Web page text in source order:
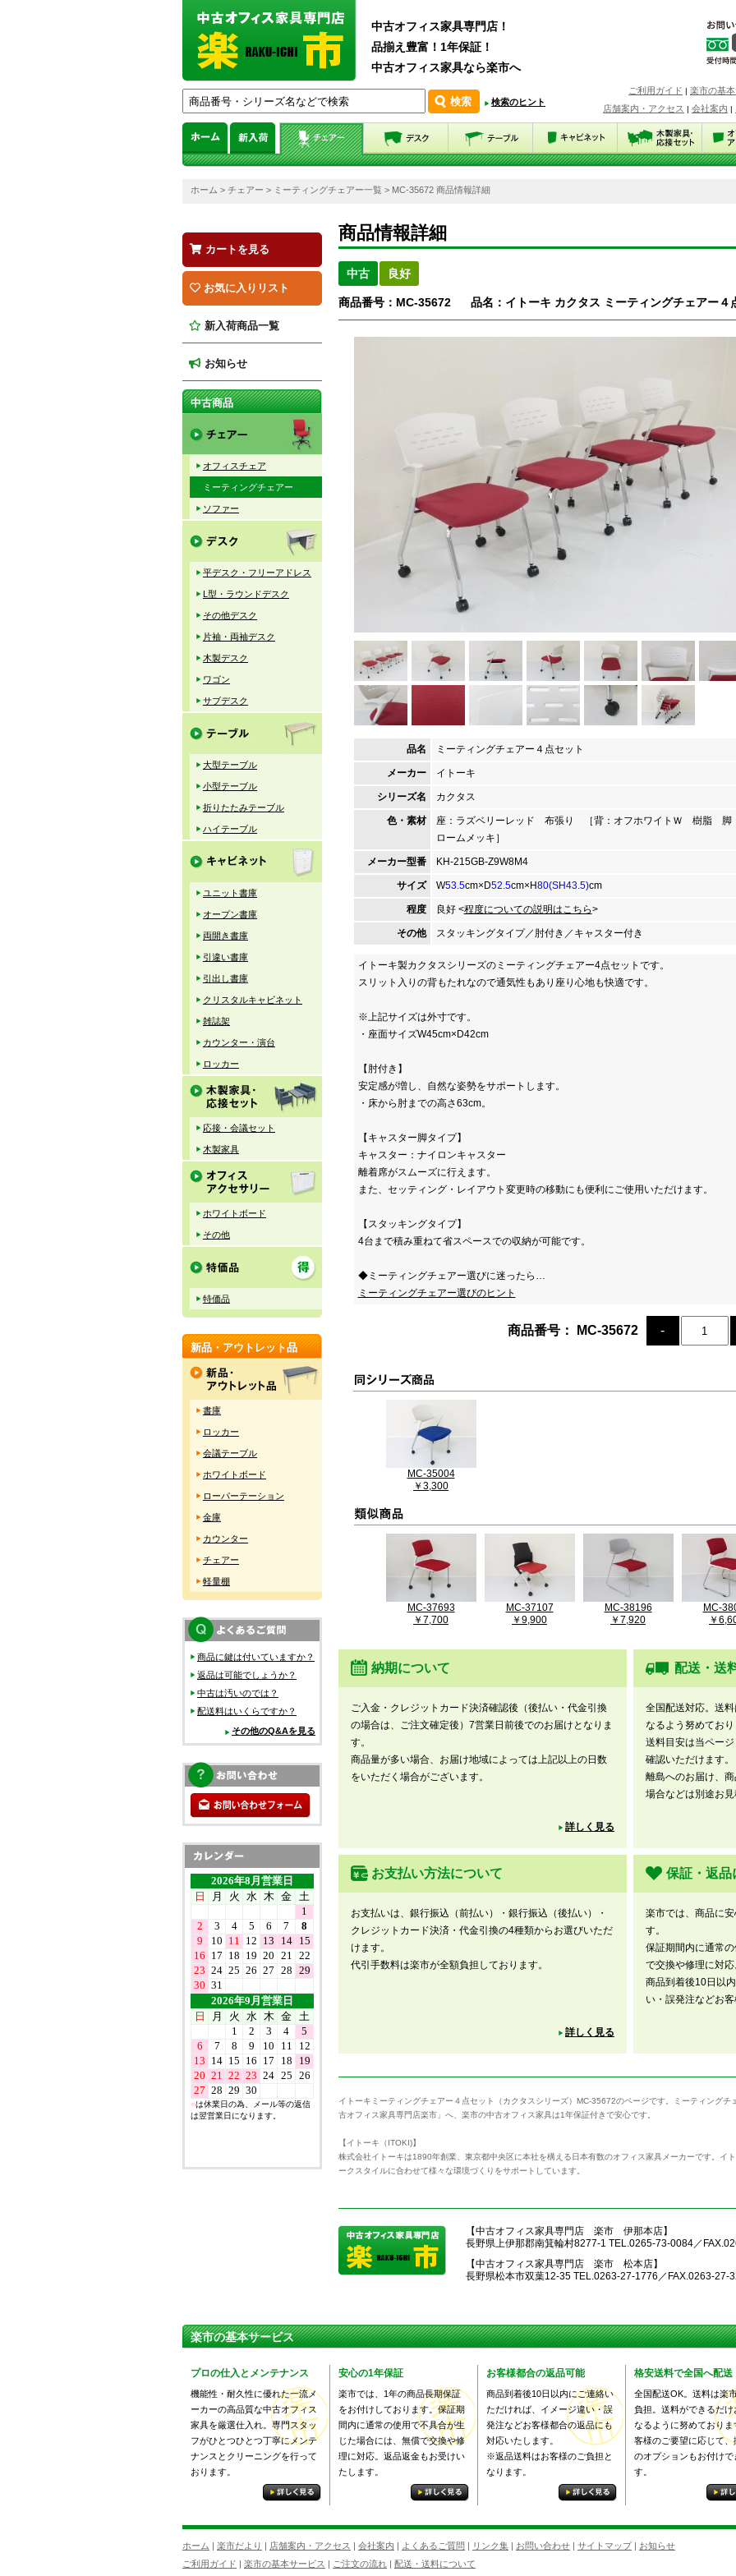
中古オフィス家具専門店！
品揃え豊富！1年保証！
中古オフィス家具なら楽市へ
検索のヒント
ご利用ガイド | 楽市の基
店舗案内・アクセス | 会社案内 |
ホーム > チェアー > ミーティングチェアー一覧 > MC-35672 商品情報詳細
商品情報詳細
中古 良好
商品番号：MC-35672 品名：イトーキ カクタス ミーティングチェアー４
品名 ミーティングチェアー４点セット
メーカー イトーキ
シリーズ名 カクタス
色・素材
座：ラズベリーレッド 布張り ［背：オフホワイトＷ 樹脂 脚
ロームメッキ］
メーカー型番 KH-215GB-Z9W8M4
サイズ W53.5cm×D52.5cm×H80(SH43.5)cm
程度 良好 <程度についての説明はこちら>
その他 スタッキングタイプ／肘付き／キャスター付き
イトーキ製カクタスシリーズのミーティングチェアー4点セットです。
スリット入りの背もたれなので通気性もあり座り心地も快適です。
※上記サイズは外寸です。
・座面サイズW45cm×D42cm
【肘付き】
安定感が増し、自然な姿勢をサポートします。
・床から肘までの高さ63cm。
【キャスター脚タイプ】
キャスター：ナイロンキャスター
離着席がスムーズに行えます。
また、セッティング・レイアウト変更時の移動にも便利にご使用いただけます。
【スタッキングタイプ】
4台まで積み重ねて省スペースでの収納が可能です。
◆ミーティングチェアー選びに迷ったら…
ミーティングチェアー選びのヒント
商品番号： MC-35672
MC-35004
￥3,300
MC-37693
￥7,700
MC-37107
￥9,900
MC-38196
￥7,920
MC-
￥
納期について
ご入金・クレジットカード決済確認後（後払い・代金引換
の場合は、ご注文確定後）7営業日前後でのお届けとなりま
す。
商品量が多い場合、お届け地域によっては上記以上の日数
をいただく場合がございます。
詳しく見る
配送・送
全国配送対応。送
なるよう努めており
送料目安は当ペー
確認いただけます。
離島へのお届け、
場合などは別途お見
お支払い方法について
お支払いは、銀行振込（前払い）・銀行振込（後払い）・
クレジットカード決済・代金引換の4種類からお選びいただ
けます。
代引手数料は楽市が全額負担しております。
詳しく見る
保証・返品
楽市では、商品に
す。
保証期間内に通常
で交換や修理に対応
商品到着後10日以
い・誤発注などお
イトーキミーティングチェアー４点セット（カクタスシリーズ）MC-35672のページです。ミーティング
古オフィス家具専門店楽市」へ、楽市の中古オフィス家具は1年保証付きで安心です。
【イトーキ（ITOKI)】
株式会社イトーキは1890年創業、東京都中央区に本社を構える日本有数のオフィス家具メーカーです。イ
ークスタイルに合わせて様々な環境づくりをサポートしています。
【中古オフィス家具専門店 楽市 伊那本店】
長野県上伊那郡南箕輪村8277-1 TEL.0265-73-0084／
【中古オフィス家具専門店 楽市 松本店】
長野県松本市双葉12-35 TEL.0263-27-1776／FAX.0263-27-
カートを見る
お気に入りリスト
新入荷商品一覧
お知らせ
中古商品
オフィスチェア
ミーティングチェアー
ソファー
平デスク・フリーアドレス
L型・ラウンドデスク
その他デスク
片袖・両袖デスク
木製デスク
ワゴン
サブデスク
大型テーブル
小型テーブル
折りたたみテーブル
ハイテーブル
ユニット書庫
オープン書庫
両開き書庫
引違い書庫
引出し書庫
クリスタルキャビネット
雑誌架
カウンター・演台
ロッカー
応接・会議セット
木製家具
ホワイトボード
その他
特価品
新品・アウトレット品
書庫
ロッカー
会議テーブル
ホワイトボード
ローパーテーション
金庫
カウンター
チェアー
軽量棚
商品に鍵は付いていますか？
返品は可能でしょうか？
中古は汚いのでは？
配送料はいくらですか？
その他のQ&Aを見る
楽市の基本サービス
プロの仕入とメンテナンス 安心の1年保証 お客様都合の返品可能 格安送料で全国へ配送
機能性・耐久性に優れた一流メ
ーカーの高品質な中古オフィス
家具を厳選仕入れ。専門スタッ
フがひとつひとつ丁寧にメンテ
ナンスとクリーニングを行って
おります。
楽市では、1年の商品長期保証
をお付けしております。保証期
間内に通常の使用で不具合が生
じた場合には、無償で交換や修
理に対応。返品返金もお受けい
たします。
商品到着後10日以内にご連絡い
ただければ、イメージ違い・誤
発注などお客様都合の返品にも
対応いたします。
※返品送料はお客様のご負担と
なります。
全国配送OK。送料は楽
負担。送料ができるだけ
なるように努めておりま
客様のご要望に応じて、
のオプションもお付けで
す。
ホーム | 楽市だより | 店舗案内・アクセス | 会社案内 | よくあるご質問 | リンク集 | お問い合わせ | サイトマップ| お知らせ
ご利用ガイド | 楽市の基本サービス | ご注文の流れ | 配送・送料について